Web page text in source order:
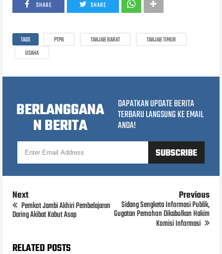
SHARE SHARE
TAGS PTPN TANJAB BARAT
TANJAB TIMUR
USAHA
BERLANGGANA
N BERITA
DAPATKAN UPDATE BERITA
TERBARU LANGSUNG KE EMAIL
ANDA!
Next
Pemkot Jambi Akhiri Pembelajaran
Daring Akibat Kabut Asap
Previous
Sidang Sengketa Informasi Publik,
Gugatan Pemohon Dikabulkan Hakim
Komisi Informasi
RELATED POSTS